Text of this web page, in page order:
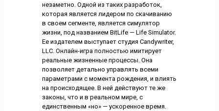
незаметно. Одной из таких разработок,
которая является лидером по скачиванию
в своем сегменте, является симулятор
жизни, под названием BitLife — Life Simulator.
Ее издателем выступает студия Candywriter,
LLC. Онлайн-игра полностью имитирует
реальные жизненные процессы. Она
позволяет детально управлять всеми
параметрами с момента рождения, и влиять
на происходящее. В ней действуют те же
законы, что и в реальном мире, с
единственным «но» — ускоренное время.